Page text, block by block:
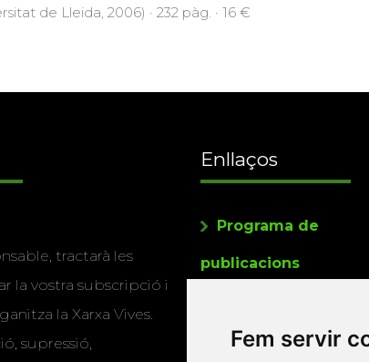
Fem servir
de Lleida, 2006) · 232 pàg. · 16 €
tractarà les
la vostra subscripció i
la Xarxa Vives.
supressió,
Enllaços
Programa de
publicacions
Twitter